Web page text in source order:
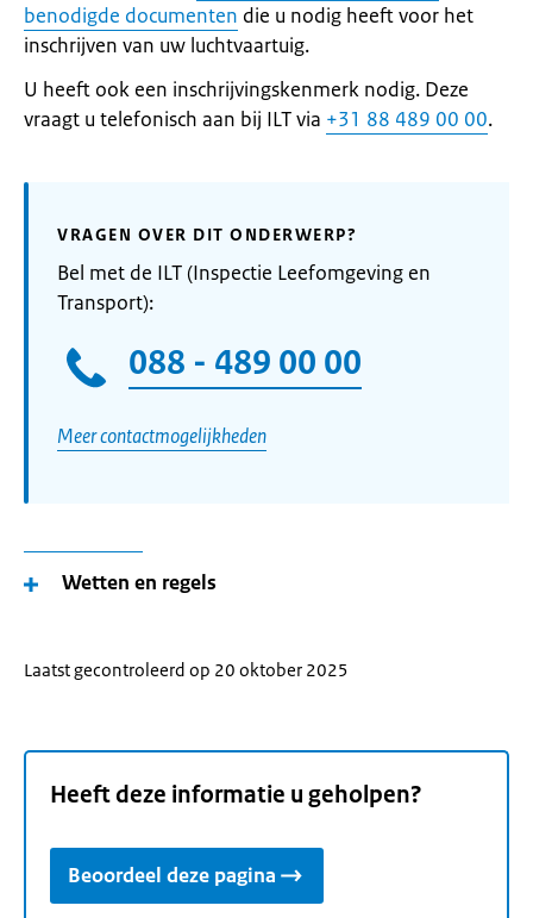
benodigde documenten die u nodig heeft voor het
inschrijven van uw luchtvaartuig.
U heeft ook een inschrijvingskenmerk nodig. Deze
vraagt u telefonisch aan bij ILT via +31 88 489 00 00.
VRAGEN OVER DIT ONDERWERP?
Bel met de ILT (Inspectie Leefomgeving en
Transport):
088 - 489 00 00
Meer contactmogelijkheden
Wetten en regels
Laatst gecontroleerd op 20 oktober 2025
Heeft deze informatie u geholpen?
Beoordeel deze pagina